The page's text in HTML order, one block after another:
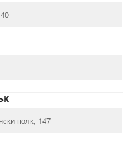
полк, 147